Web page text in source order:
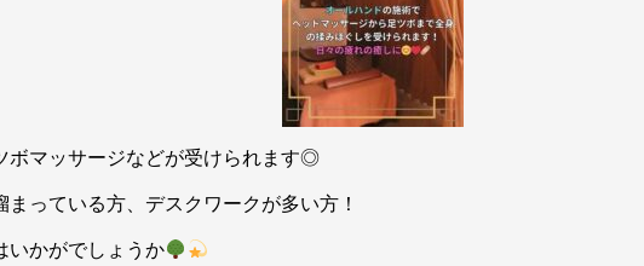
ボマッサージなどが受けられます◎
っている方、デスクワークが多い方！
いかがでしょうか